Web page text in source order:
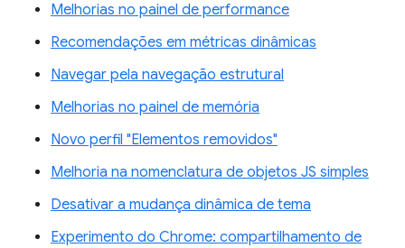
Melhorias no painel de performance
Recomendações em métricas dinâmicas
Navegar pela navegação estrutural
Melhorias no painel de memória
Novo perfil "Elementos removidos"
Melhoria na nomenclatura de objetos JS simples
Desativar a mudança dinâmica de tema
Experimento do Chrome: compartilhamento de